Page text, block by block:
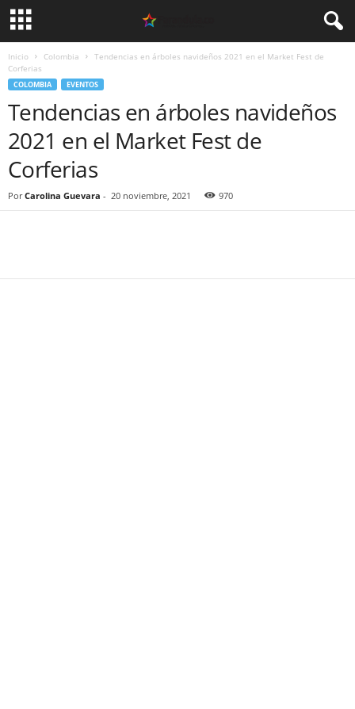
Inicio Colombia
Tendencias en árboles navideños 2021 en el Market Fest de
Corferias
COLOMBIA EVENTOS
Tendencias en árboles navideños
2021 en el Market Fest de
Corferias
Por Carolina Guevara - 20 noviembre, 2021 970